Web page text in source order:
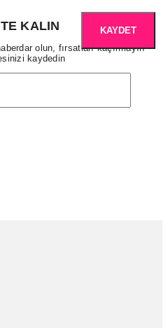
KALIN
olun, fırsatları kaçırmayın
kaydedin
KAYDET